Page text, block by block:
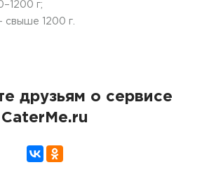
г;
свыше 1200 г.
друзьям о сервисе
CaterMe.ru